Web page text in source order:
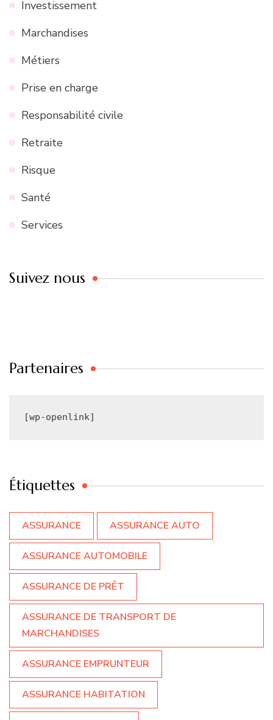
Investissement
Marchandises
Métiers
Prise en charge
Responsabilité civile
Retraite
Risque
Santé
Services
Suivez nous
Partenaires
[wp-openlink]
Étiquettes
ASSURANCE ASSURANCE AUTO
ASSURANCE AUTOMOBILE
ASSURANCE DE PRÊT
ASSURANCE DE TRANSPORT DE
MARCHANDISES
ASSURANCE EMPRUNTEUR
ASSURANCE HABITATION